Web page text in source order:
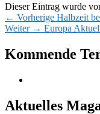
Dieser Eintrag wurde
← Vorherige Vorheriger
Beitrag:
Halbzeit
Weiter → Nächster
Europa
Primärer
Widgetbereich
Kommende
Aktuelles